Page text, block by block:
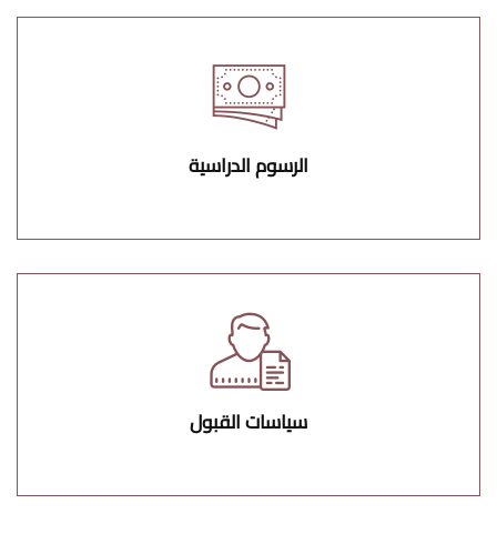
الرسوم الدراسية
سياسات القبول